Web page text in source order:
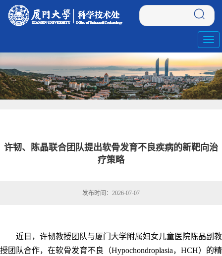
许韧、陈晶联合团队提出软骨发育不良疾病的新靶向治
疗策略
发布时间：2026-07-07
近日，许韧教授团队与厦门大学附属妇女儿童医院陈晶副教
授团队合作，在软骨发育不良（Hypochondroplasia，HCH）的精